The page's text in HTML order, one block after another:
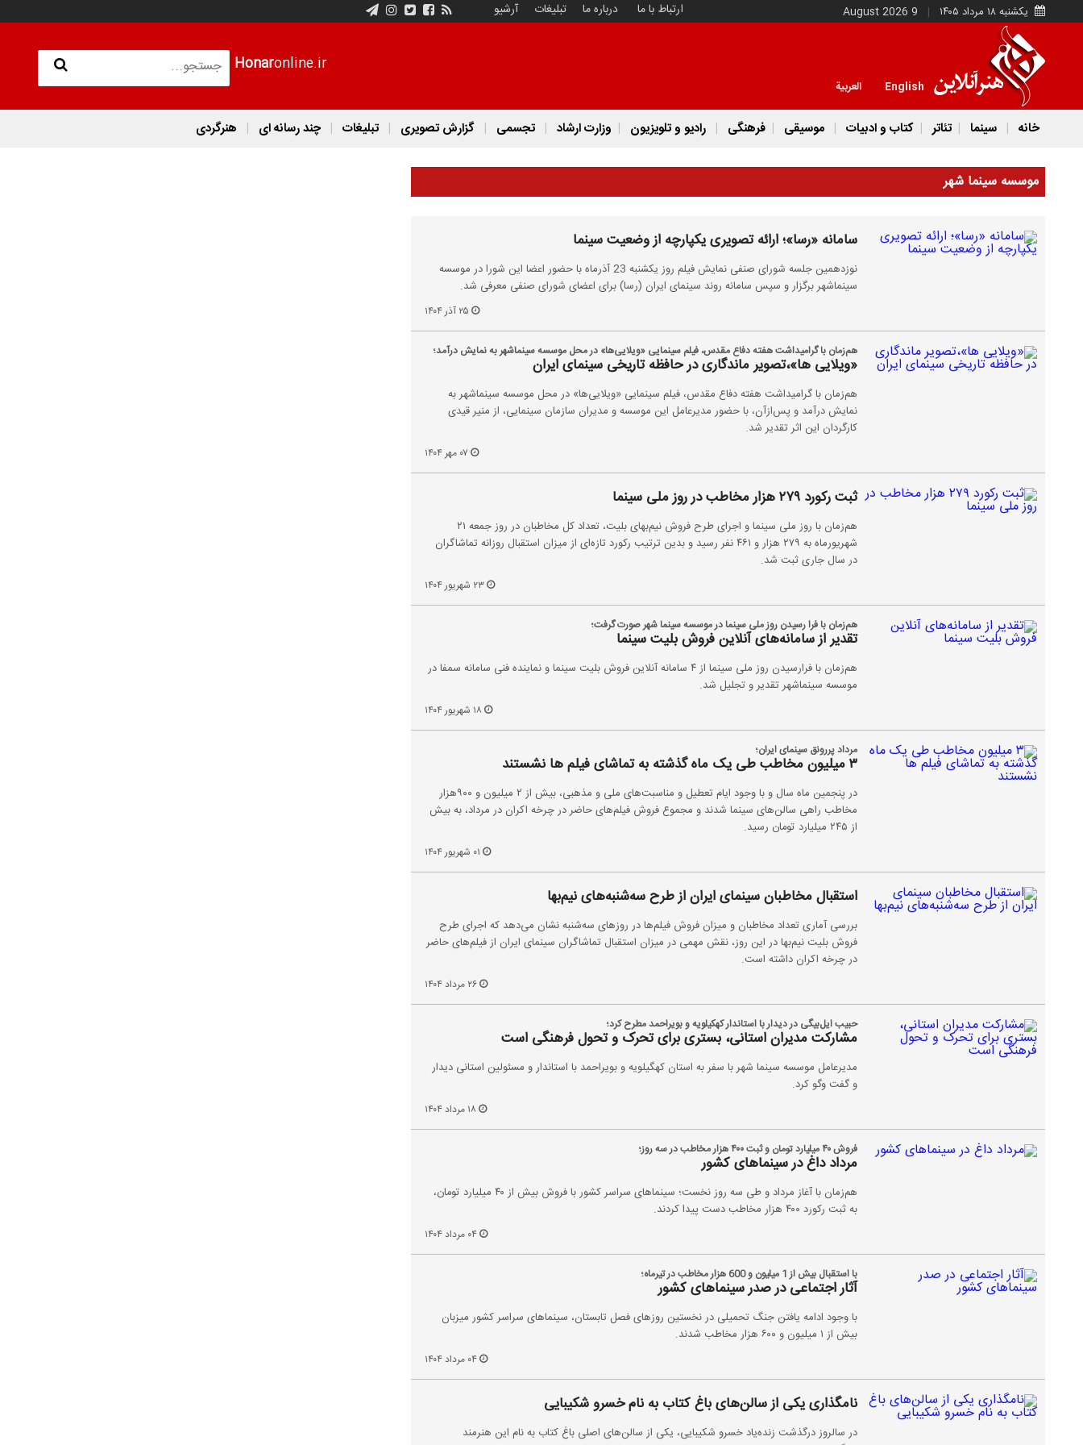
یکشنبه ۱۸ مرداد ۱۴۰۵ 9 August 2026 ارتباط با ما درباره ما تبلیغات آرشیو
Honaronline.ir
English العربية
خانه سینما تئاتر کتاب و ادبیات موسیقی فرهنگی رادیو و تلویزیون وزارت ارشاد تجسمی گزارش تصویری تبلیغات چند رسانه ای هنرگردی
موسسه سینما شهر
سامانه «رسا»؛ ارائه تصویری یکپارچه از وضعیت سینما
نوزدهمین جلسه شورای صنفی نمایش فیلم روز یکشنبه 23 آذرماه با حضور اعضا این شورا در موسسه
سینماشهر برگزار و سپس سامانه روند سینمای ایران (رسا) برای اعضای شورای صنفی معرفی شد.
هم‌زمان با گرامیداشت هفته دفاع مقدس، فیلم سینمایی «ویلایی‌ها» در محل موسسه سینماشهر به نمایش درآمد؛
«ویلایی ها»،تصویر ماندگاری در حافظه تاریخی سینمای ایران
هم‌زمان با گرامیداشت هفته دفاع مقدس، فیلم سینمایی «ویلایی‌ها» در محل موسسه سینماشهر به
نمایش درآمد و پس‌ازآن، با حضور مدیرعامل این موسسه و مدیران سازمان سینمایی، از منیر قیدی
کارگردان این اثر تقدیر شد.
ثبت رکورد ۲۷۹ هزار مخاطب در روز ملی سینما
هم‌زمان با روز ملی سینما و اجرای طرح فروش نیم‌بهای بلیت، تعداد کل مخاطبان در روز جمعه ۲۱
شهریورماه به ۲۷۹ هزار و ۴۶۱ نفر رسید و بدین ترتیب رکورد تازه‌ای از میزان استقبال روزانه تماشاگران
در سال جاری ثبت شد.
۲۳ شهریور ۱۴۰۴
هم‌زمان با فرا رسیدن روز ملی سینما در موسسه سینما شهر صورت گرفت؛
تقدیر از سامانه‌های آنلاین فروش بلیت سینما
هم‌زمان با فرارسیدن روز ملی سینما از ۴ سامانه آنلاین فروش بلیت سینما و نماینده فنی سامانه سمفا در
موسسه سینماشهر تقدیر و تجلیل شد.
مرداد پررونق سینمای ایران؛
۳ میلیون مخاطب طی یک ماه گذشته به تماشای فیلم ها نشستند
در پنجمین ماه سال و با وجود ایام تعطیل و مناسبت‌های ملی و مذهبی، بیش از ۲ میلیون و ۹۰۰هزار
مخاطب راهی سالن‌های سینما شدند و مجموع فروش فیلم‌های حاضر در چرخه اکران در مرداد، به بیش
از ۲۴۵ میلیارد تومان رسید.
استقبال مخاطبان سینمای ایران از طرح سه‌شنبه‌های نیم‌بها
بررسی آماری تعداد مخاطبان و میزان فروش فیلم‌ها در روز‌های سه‌شنبه نشان می‌دهد که اجرای طرح
فروش بلیت نیم‌بها در این روز، نقش مهمی در میزان استقبال تماشاگران سینمای ایران از فیلم‌های حاضر
در چرخه اکران داشته است.
۲۶ مرداد ۱۴۰۴
حبیب ایل‌بیگی در دیدار با استاندار کهکیلویه و بویراحمد مطرح کرد؛
مشارکت مدیران استانی، بستری برای تحرک و تحول فرهنگی است
مدیرعامل موسسه سینما شهر با سفر به استان کهگیلویه و بویراحمد با استاندار و مسئولین استانی دیدار
و گفت وگو کرد.
فروش ۴۰ میلیارد تومان و ثبت ۴۰۰ هزار مخاطب در سه روز؛
مرداد داغ در سینماهای کشور
هم‌زمان با آغاز مرداد و طی سه روز نخست؛ سینماهای سراسر کشور با فروش بیش از ۴۰ میلیارد تومان،
به ثبت رکورد ۴۰۰ هزار مخاطب دست پیدا کردند.
۰۴ مرداد ۱۴۰۴
با استقبال بیش از 1 میلیون و 600 هزار مخاطب در تیرماه؛
آثار اجتماعی در صدر سینماهای کشور
با وجود ادامه یافتن جنگ تحمیلی در نخستین روزهای فصل تابستان، سینماهای سراسر کشور میزبان
بیش از ۱ میلیون و ۶۰۰ هزار مخاطب شدند.
۰۴ مرداد ۱۴۰۴
نامگذاری یکی از سالن‌های باغ کتاب به نام خسرو شکیبایی
در سالروز درگذشت زنده‌یاد خسرو شکیبایی، یکی از سالن‌های اصلی باغ کتاب به نام این هنرمند